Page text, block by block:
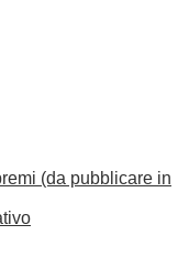
(da pubblicare in